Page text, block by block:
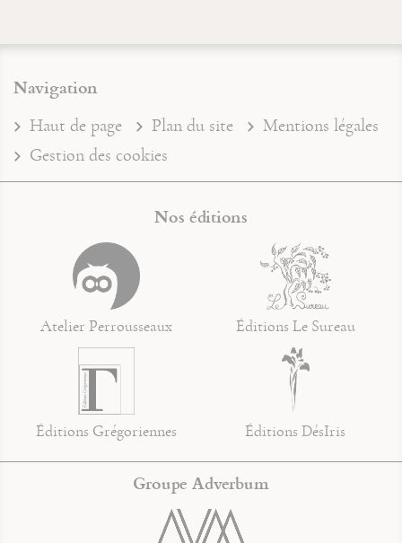
Navigation
Haut de page Plan du site
Mentions légales
Gestion des cookies
Nos éditions
Atelier Perrousseaux Éditions Le Sureau
Éditions Grégoriennes Éditions DésIris
Groupe Adverbum